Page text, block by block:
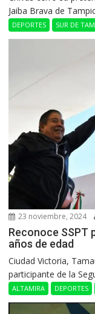
Jaiba Brava de
DEPORTES SUR DE
23 noviembre, 2024
Reconoce SSPT
años de edad
Ciudad Victoria,
participante de la
ALTAMIRA DEPORTES